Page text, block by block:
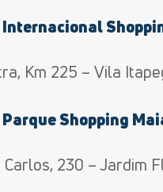
Km 225 – Vila
Shopping
230 – Jardim